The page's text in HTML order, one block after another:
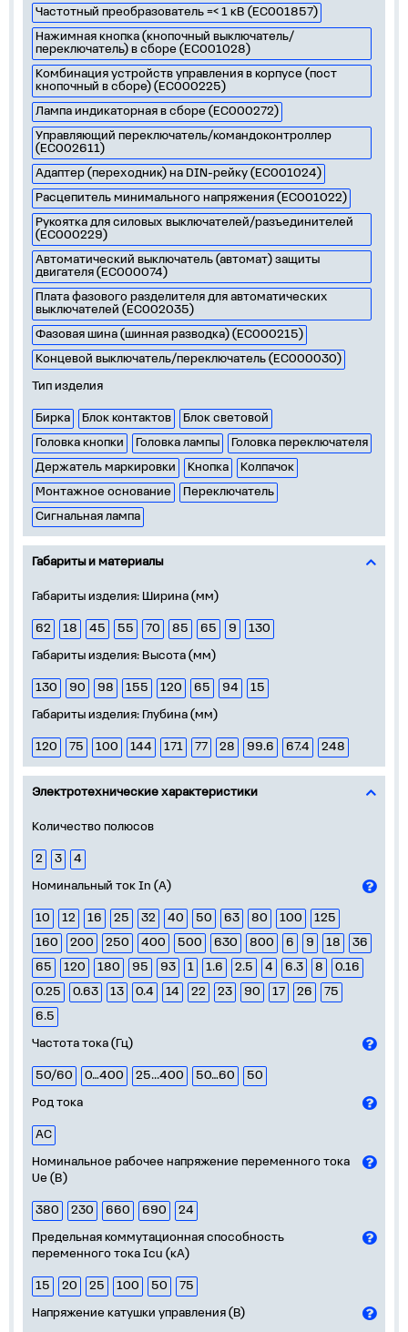
Частотный преобразователь =< 1 кВ (EC001857)
Нажимная кнопка (кнопочный выключатель/
переключатель) в сборе (EC001028)
Комбинация устройств управления в корпусе (пост
кнопочный в сборе) (EC000225)
Лампа индикаторная в сборе (EC000272)
Управляющий переключатель/командоконтроллер
(EC002611)
Адаптер (переходник) на DIN-рейку (EC001024)
Расцепитель минимального напряжения (EC001022)
Рукоятка для силовых выключателей/разъединителей
(EC000229)
Автоматический выключатель (автомат) защиты
двигателя (EC000074)
Плата фазового разделителя для автоматических
выключателей (EC002035)
Фазовая шина (шинная разводка) (EC000215)
Концевой выключатель/переключатель (EC000030)
Тип изделия
Бирка Блок контактов
Блок световой
Головка кнопки
Головка лампы
Головка переключателя
Держатель маркировки
Кнопка
Колпачок
Монтажное основание
Переключатель
Сигнальная лампа
Габариты и материалы
Габариты изделия: Ширина (мм)
62 18 45 55 70 85 65 9
130
Габариты изделия: Высота (мм)
130 90 98 155 120 65 94
15
Габариты изделия: Глубина (мм)
120 75 100 144 171 77 28 99.6 67.4 248
Электротехнические характеристики
Количество полюсов
2 3
4
Номинальный ток In (А)
10 12 16 25 32 40 50 63 80 100
125
160
200 250 400 500 630 800 6 9 18
36
65
120 180 95 93 1 1.6 2.5 4 6.3 8
0.16
0.25
0.63 13 0.4 14 22 23 90 17 26
75
6.5
Частота тока (Гц)
50/60 0…400 25...400 50…60
50
Род тока
AC
Номинальное рабочее напряжение переменного тока
Ue (В)
380 230 660 690
24
Предельная коммутационная способность
переменного тока Icu (кА)
15 20 25 100 50
75
Напряжение катушки управления (В)